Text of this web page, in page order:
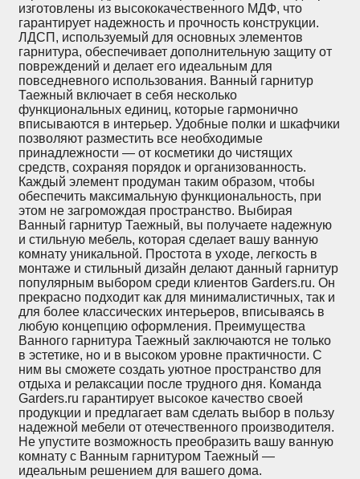
изготовлены из высококачественного МДФ, что
гарантирует надежность и прочность конструкции.
ЛДСП, используемый для основных элементов
гарнитура, обеспечивает дополнительную защиту от
повреждений и делает его идеальным для
повседневного использования. Ванный гарнитур
Таежный включает в себя несколько
функциональных единиц, которые гармонично
вписываются в интерьер. Удобные полки и шкафчики
позволяют разместить все необходимые
принадлежности — от косметики до чистящих
средств, сохраняя порядок и организованность.
Каждый элемент продуман таким образом, чтобы
обеспечить максимальную функциональность, при
этом не загромождая пространство. Выбирая
Ванный гарнитур Таежный, вы получаете надежную
и стильную мебель, которая сделает вашу ванную
комнату уникальной. Простота в уходе, легкость в
монтаже и стильный дизайн делают данный гарнитур
популярным выбором среди клиентов Garders.ru. Он
прекрасно подходит как для минималистичных, так и
для более классических интерьеров, вписываясь в
любую концепцию оформления. Преимущества
Ванного гарнитура Таежный заключаются не только
в эстетике, но и в высоком уровне практичности. С
ним вы сможете создать уютное пространство для
отдыха и релаксации после трудного дня. Команда
Garders.ru гарантирует высокое качество своей
продукции и предлагает вам сделать выбор в пользу
надежной мебели от отечественного производителя.
Не упустите возможность преобразить вашу ванную
комнату с Ванным гарнитуром Таежный —
идеальным решением для вашего дома.